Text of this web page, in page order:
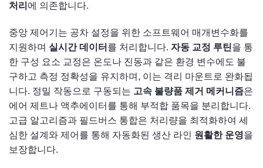
처리 에 의존합니다.
중앙 제어기는 공차 설정을 위한 소프트웨어 매개변수화를
지원하며 실시간 데이터 를 처리합니다. 자동 교정 루틴을 통
한 구성 요소 교정은 온도나 진동과 같은 환경 변수에도 불
구하고 측정 정확성을 유지하며, 이는 격리 마운트로 완화됩
니다. 정밀 작동으로 구동되는 고속 불량품 제거 메커니즘은
에어 제트나 액추에이터를 통해 부적합 품목을 분리합니다.
고급 알고리즘과 필드버스 통합은 처리량을 최적화하여 세
심한 설계와 제어를 통해 자동화된 생산 라인 원활한 운영을
보장합니다.